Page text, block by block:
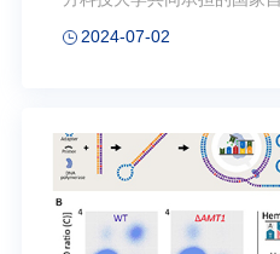
平面上升的多圈层作用机制
檀栋院士、国家卫星海洋应
资源部第二海洋研究所陈建
海海洋研究所王春在研究员
邀出席会议。会议由科学技
2024-07-02